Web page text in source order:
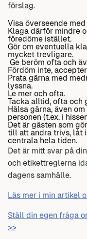
förslag.
Visa överseende
Klaga därför mindre
föredöme istället.
Gör om eventuella
mycket trevligare.
Ge beröm ofta och
Fördöm inte,
Prata gärna med
lyssna.
Le mer och ofta.
Tacka alltid, ofta och
Hälsa gärna, även
personen (t.ex. i
Det är gästen som
till att andra trivs, låt
centrala hela tiden.
Det är mitt svar på
och etikettreglerna
dagens samhälle.
Läs mer i min artikel
Ställ din egen fråga
>>